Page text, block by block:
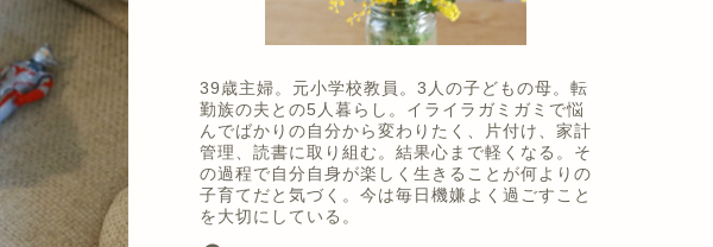
39歳主婦。元小学校教員。3人の子どもの母。転
勤族の夫との5人暮らし。イライラガミガミで悩
んでばかりの自分から変わりたく、片付け、家計
管理、読書に取り組む。結果心まで軽くなる。そ
の過程で自分自身が楽しく生きることが何よりの
子育てだと気づく。今は毎日機嫌よく過ごすこと
を大切にしている。